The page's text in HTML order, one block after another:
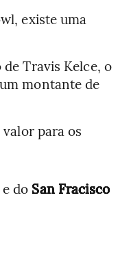
existe uma
Travis Kelce, o
montante de
para os
e do San Fracisco